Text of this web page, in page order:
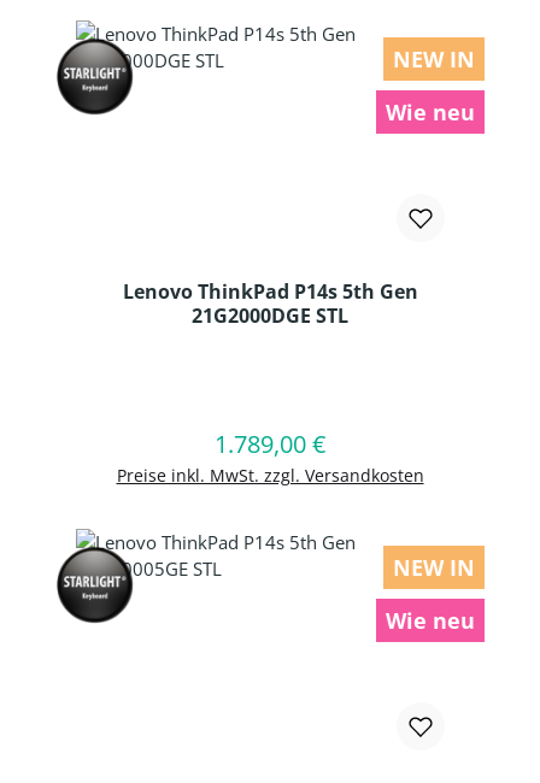
NEW IN
Wie neu
Lenovo ThinkPad P14s 5th Gen
21G2000DGE STL
Regulärer Preis:
1.789,00 €
Preise inkl. MwSt. zzgl. Versandkosten
In den Warenkorb
NEW IN
Wie neu